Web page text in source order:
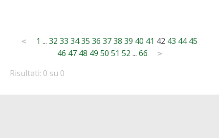
Posts
pagination
< 1 ... 32 33 3435 36 3738 39 40 41 42 43 44 45
46 47 48 49 50 51 52 ... 66 >
Risultati: 0 su 0